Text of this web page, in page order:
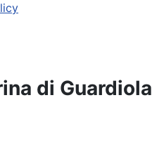
di Guardiola